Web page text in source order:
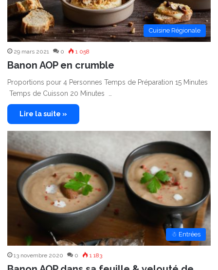
Cuisine Régionale
29 mars 2021 0 1 058
Banon AOP en crumble
Proportions pour 4 Personnes Temps de Préparation 15 Minutes
Temps de Cuisson 20 Minutes …
Lire la suite »
☃ Entrées
13 novembre 2020 0 1 183